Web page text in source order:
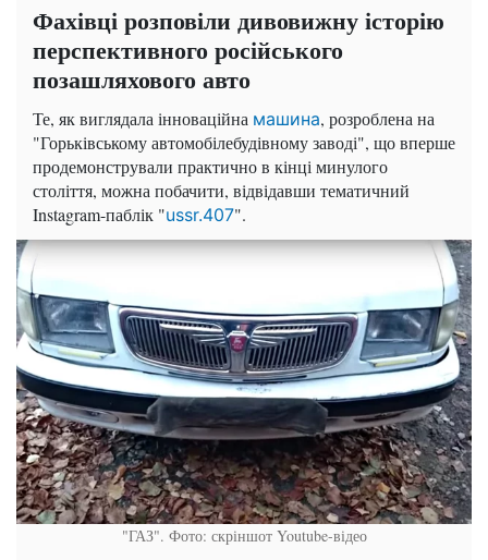
Фахівці розповіли дивовижну історію
перспективного російського
позашляхового авто
Те, як виглядала інноваційна машина, розроблена на
"Горьківському автомобілебудівному заводі", що вперше
продемонстрували практично в кінці минулого
століття, можна побачити, відвідавши тематичний
Instagram-паблік "ussr.407".
"ГАЗ". Фото: скріншот Youtube-відео